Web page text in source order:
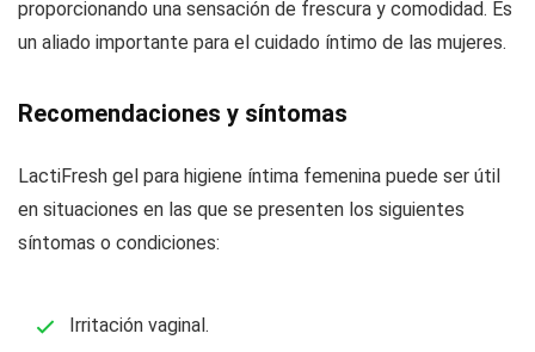
proporcionando una sensación de frescura y comodidad. Es
un aliado importante para el cuidado íntimo de las mujeres.
Recomendaciones y síntomas
LactiFresh gel para higiene íntima femenina puede ser útil
en situaciones en las que se presenten los siguientes
síntomas o condiciones:
Irritación vaginal.